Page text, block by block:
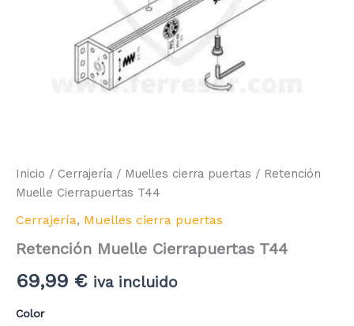
Inicio / Cerrajería / Muelles cierra puertas / Retención
Muelle Cierrapuertas T44
Cerrajería, Muelles cierra puertas
Retención Muelle Cierrapuertas T44
69,99 € iva incluido
Color